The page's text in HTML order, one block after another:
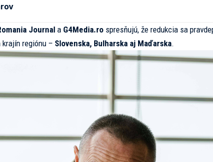
Journala G4Media.rospresňujú, že redukcia sa
regiónu – Slovenska, Bulharska aj Maďarska.